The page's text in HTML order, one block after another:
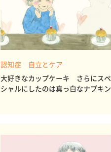
認知症 自立とケア
大好きなカップケーキ さらにスペ
シャルにしたのは真っ白なナプキン